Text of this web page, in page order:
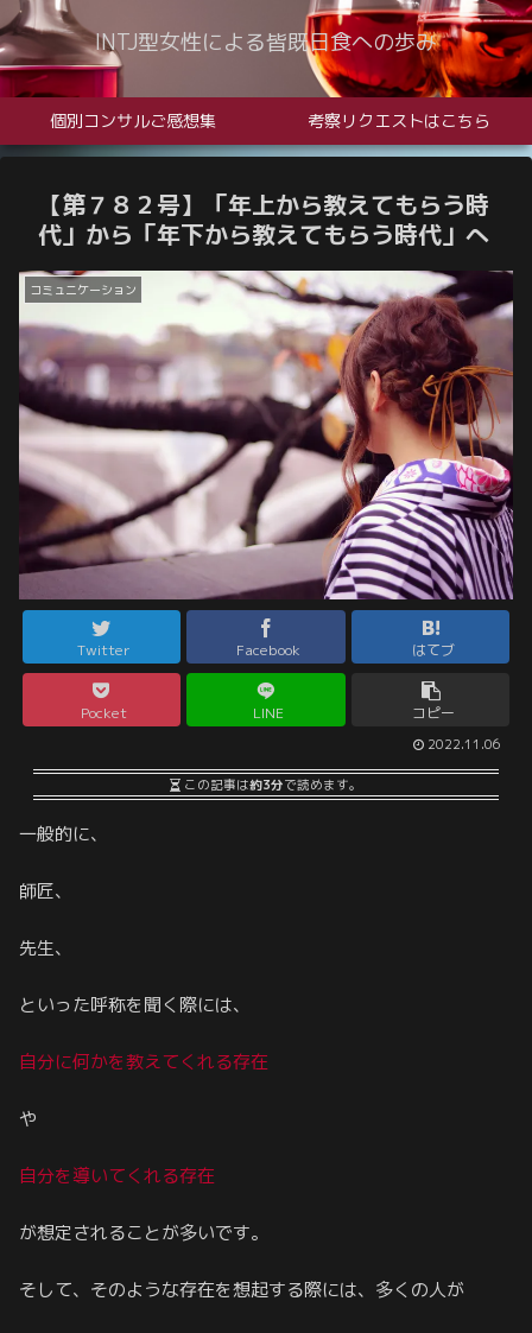
INTJ型女性による皆既日食への歩み
個別コンサルご感想集 考察リクエストはこちら
【第７８２号】「年上から教えてもらう時
代」から「年下から教えてもらう時代」へ
コミュニケーション
Twitter Facebook はてブ
Pocket LINE コピー
2022.11.06
この記事は約3分で読めます。
一般的に、
師匠、
先生、
といった呼称を聞く際には、
自分に何かを教えてくれる存在
や
自分を導いてくれる存在
が想定されることが多いです。
そして、そのような存在を想起する際には、多くの人が